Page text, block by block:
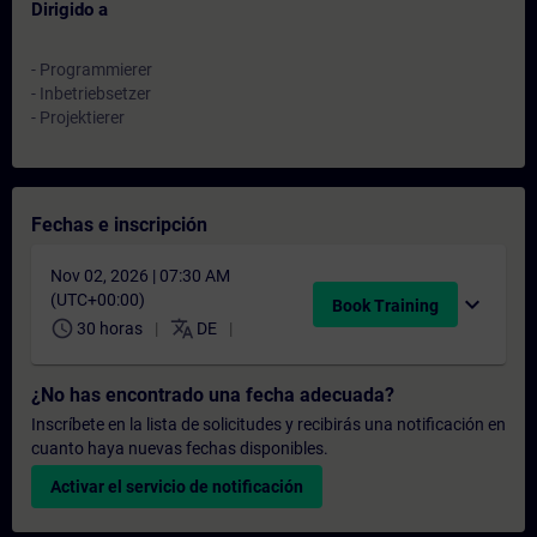
Dirigido a
- Programmierer
- Inbetriebsetzer
- Projektierer
Fechas e inscripción
Nov 02, 2026 | 07:30 AM
(UTC+00:00)
schedule 30 horas translate DE
Book Training expand_more
¿No has encontrado una fecha adecuada?
Inscríbete en la lista de solicitudes y recibirás una notificación en
cuanto haya nuevas fechas disponibles.
Activar el servicio de notificación